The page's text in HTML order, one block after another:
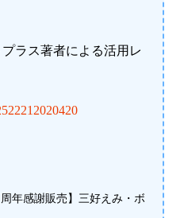
ラス著者による活用レ
周年感謝販売】三好えみ・ボ